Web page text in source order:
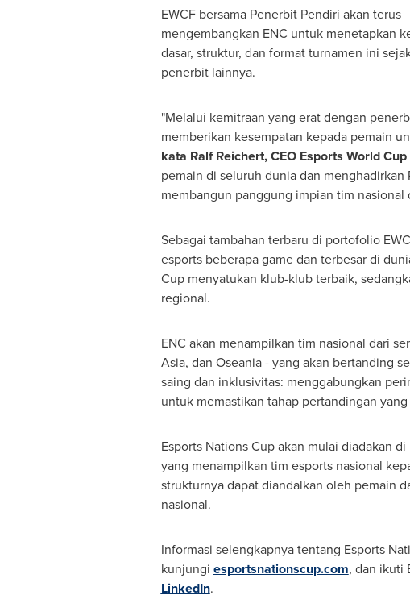
EWCF bersama Penerbit Pendiri akan terus
mengembangkan ENC untuk menetapkan
dasar, struktur, dan format turnamen ini
penerbit lainnya.
"Melalui kemitraan yang erat dengan
memberikan kesempatan kepada pemain
kata Ralf Reichert, CEO Esports World
pemain di seluruh dunia dan
membangun panggung impian tim
Sebagai tambahan terbaru di portofolio
esports beberapa game dan terbesar di
Cup menyatukan klub-klub terbaik,
regional.
ENC akan menampilkan tim nasional dari
Asia, dan Oseania - yang akan bertanding
saing dan inklusivitas: menggabungkan
untuk memastikan tahap pertandingan
Esports Nations Cup akan mulai diadakan
yang menampilkan tim esports nasional
strukturnya dapat diandalkan oleh pemain
nasional.
Informasi selengkapnya tentang Esports
kunjungi esportsnationscup.com, dan ikuti
LinkedIn.